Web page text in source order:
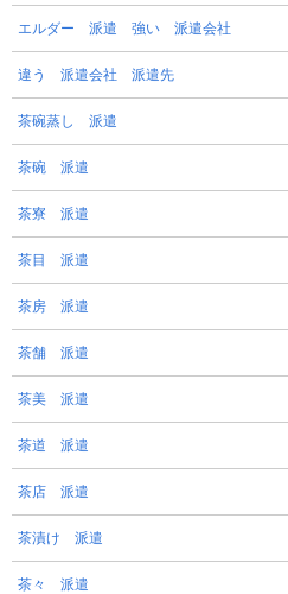
エルダー 派遣 強い 派遣会社
違う 派遣会社 派遣先
茶碗蒸し 派遣
茶碗 派遣
茶寮 派遣
茶目 派遣
茶房 派遣
茶舗 派遣
茶美 派遣
茶道 派遣
茶店 派遣
茶漬け 派遣
茶々 派遣